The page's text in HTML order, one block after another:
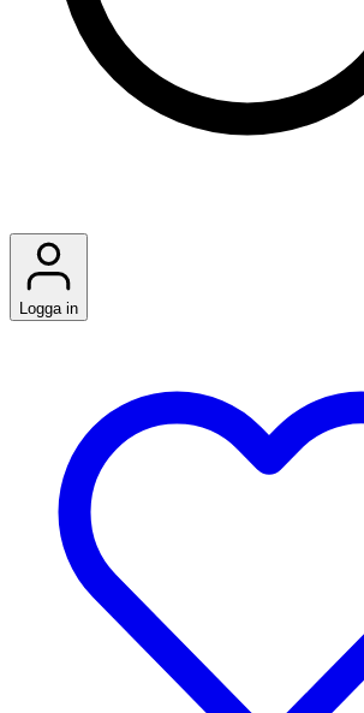
Logga in